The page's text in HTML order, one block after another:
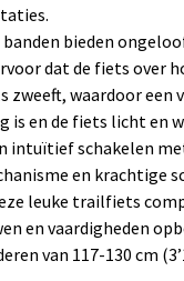
banden bieden
dat de fiets over
zweeft, waardoor een
is en de fiets licht en
intuïtief schakelen
en krachtige
leuke trailfiets
en vaardigheden
van 117-130 cm